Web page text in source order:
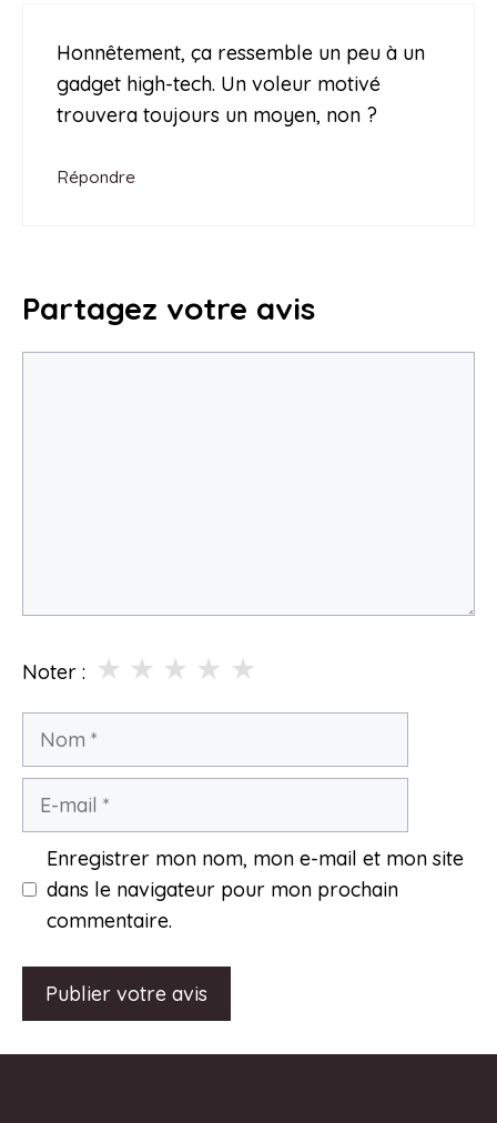
Honnêtement, ça ressemble un peu à un
gadget high-tech. Un voleur motivé
trouvera toujours un moyen, non ?
Répondre
Partagez votre avis
Noter : ★
★
★
★
★
Nom
Enregistrer mon nom, mon e-mail et mon site
dans le navigateur pour mon prochain
commentaire.